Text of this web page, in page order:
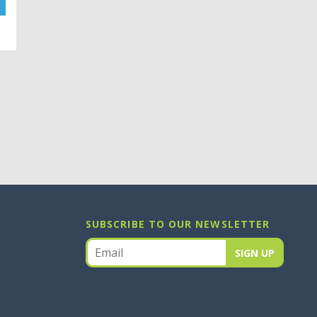
SUBSCRIBE TO OUR NEWSLETTER